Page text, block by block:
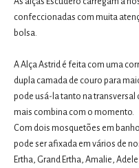
confeccionadas com muita
bolsa.
A Alça Astrid é feita com uma
dupla camada de couro para
pode usá-la tanto na transversal
mais combina com o momento.
Com dois mosquetões em
pode ser afixada em vários de
Ertha, Grand Ertha, Amalie,